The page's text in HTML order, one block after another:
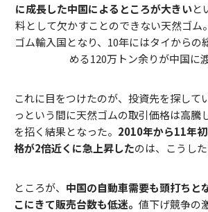
に成長した中国によるところが大きいと
料として欠かすことのできない天然ゴム
ゴム輸入国となり、10年にはタイからの
める120万トン余りが中国に
これに目をつけたのが、投資先を探して
っという間に天然ゴムの取引価格は高騰
を招く結果となった。 2010年から11年
格が2倍近くに急上昇したのは、こうし
ところが、 中国の自動車需要も頭打ちと
こにきて販売台数も低迷。 値下げ競争の